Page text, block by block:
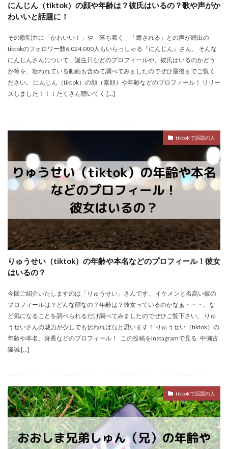
にんじん（tiktok）の顔や年齢は？彼氏はいるの？歌や声がか
わいいと話題に！
その歌唱力に「かわいい！」や「落ち着く」「癒される」との声が続出の
tiktokのフォロワー数6,024,000人もいらっしゃる『にんじん』さん。 そんな
にんじんさんについて、誕生日などのプロフィールや、彼氏はいるのかどう
か等を、歌われている動画も含めて調べてみましたのでぜひ最後までご覧く
ださい。 にんじん（tiktok）の顔（素顔）や年齢などのプロフィール！ リリー
スしました！！！たくさん聴いてく […]
tiktokで話題の人
りゅうせい（tiktok）の年齢や本名などのプロフィール！彼女
はいるの？
今回ご紹介いたしますのは「りゅうせい」さんです。 イケメンと名高い彼の
プロフィールは？どんな顔なの？年齢は？彼女っているのかなぁ・・・。な
ど気になることを調べられるだけ調べてみましたのでぜひご覧下さい。 りゅ
うせいさんの魅力が少しでも伝わればなと思います！ りゅうせい（tiktok）の
年齢や本名、身長などのプロフィール！ この投稿をInstagramで見る 中瀬古
隆誠 […]
tiktokで話題の人